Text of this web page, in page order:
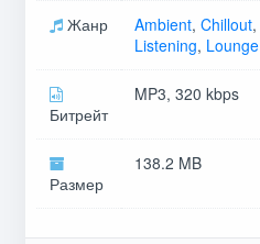
Жанр Ambient, Chillout,
Listening, Lounge
Битрейт
MP3, 320 kbps
Размер
138.2 MB